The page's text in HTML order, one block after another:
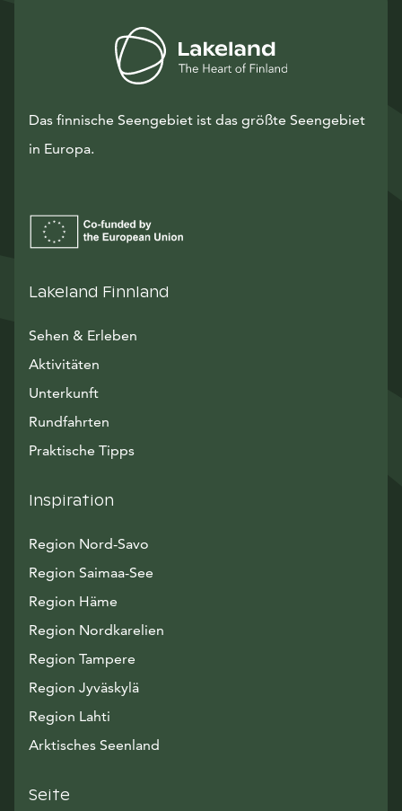
Das finnische Seengebiet ist das größte Seengebiet
in Europa.
Lakeland Finnland
Sehen & Erleben
Aktivitäten
Unterkunft
Rundfahrten
Praktische Tipps
Inspiration
Region Nord-Savo
Region Saimaa-See
Region Häme
Region Nordkarelien
Region Tampere
Region Jyväskylä
Region Lahti
Arktisches Seenland
Seite